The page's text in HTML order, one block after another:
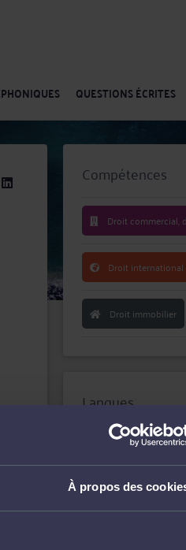
À propos des
QUESTIONS ÉCRITES
Compétences
Droit commercial,
Droit
Droit immobilier
Langues
Disponibilités
Rendez-vous